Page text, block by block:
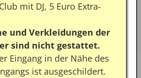
mit DJ, 5 Euro Extra-
und Verkleidungen der
sind nicht gestattet.
Eingang in der Nähe des
ist ausgeschildert.